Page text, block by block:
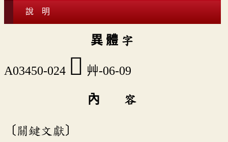
說 明
異 體 字
A03450-024 󴾈 艸-06-09
內 容
〔關鍵文獻〕